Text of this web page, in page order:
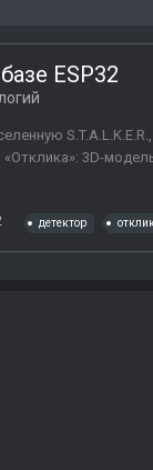
ESP32
3D-
детектор